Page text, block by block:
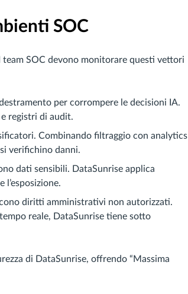
SOC
team SOC devono monitorare questi vettori
per corrompere le decisioni IA.
registri di audit.
Combinando filtraggio con analytics
verifichino danni.
dati sensibili. DataSunrise applica
diritti amministrativi non autorizzati.
reale, DataSunrise tiene sotto
di DataSunrise, offrendo “Massima